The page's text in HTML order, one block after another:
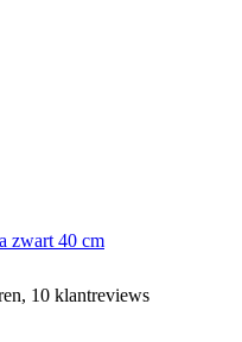
zwart 40 cm
10 klantreviews